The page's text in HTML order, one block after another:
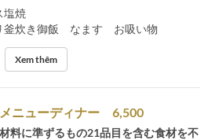
塩焼
釜炊き御飯 なます お吸い物
Xem thêm
ニューディナー 6,500
料に準ずるもの21品目を含む食材を不